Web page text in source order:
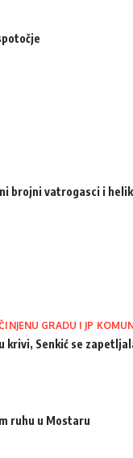
brojni vatrogasci i
GRADU I JP
krivi, Senkić se
ruhu u Mostaru